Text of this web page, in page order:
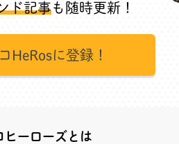
ド記事も随時更新！
HeRosに登録！
ヒーローズとは